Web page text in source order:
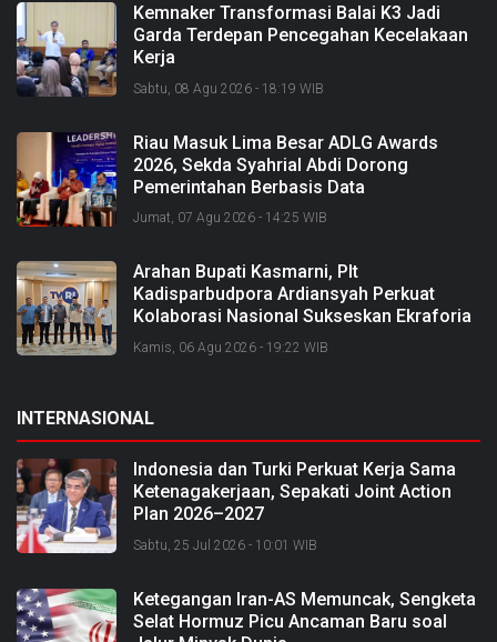
Kemnaker Transformasi Balai K3 Jadi
Garda Terdepan Pencegahan Kecelakaan
Kerja
Sabtu, 08 Agu 2026 - 18:19 WIB
Riau Masuk Lima Besar ADLG Awards
2026, Sekda Syahrial Abdi Dorong
Pemerintahan Berbasis Data
Jumat, 07 Agu 2026 - 14:25 WIB
Arahan Bupati Kasmarni, Plt
Kadisparbudpora Ardiansyah Perkuat
Kolaborasi Nasional Sukseskan Ekraforia
2026 dan Bangun Bengkalis sebagai
Kabupaten Kreatif
Kamis, 06 Agu 2026 - 19:22 WIB
INTERNASIONAL
Indonesia dan Turki Perkuat Kerja Sama
Ketenagakerjaan, Sepakati Joint Action
Plan 2026–2027
Sabtu, 25 Jul 2026 - 10:01 WIB
Ketegangan Iran-AS Memuncak, Sengketa
Selat Hormuz Picu Ancaman Baru soal